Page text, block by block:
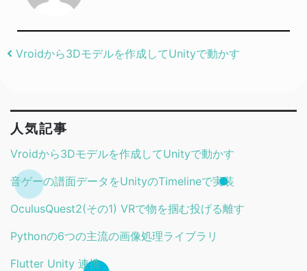
Post navigation
Vroidから3Dモデルを作成してUnityで動かす
人気記事
Vroidから3Dモデルを作成してUnityで動かす
音ゲーの譜面データをUnityのTimelineで実装
OculusQuest2(その1) VRで物を掴む投げる離す
Pythonの6つの主流の画像処理ライブラリ
Flutter Unity 連携